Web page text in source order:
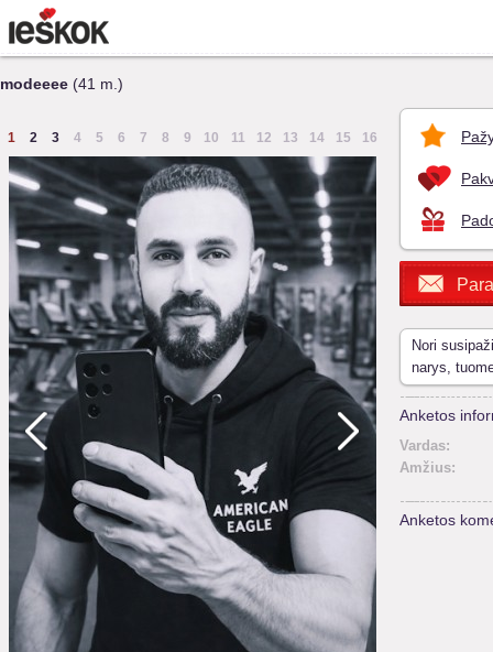
modeeee (41 m.)
1 2 3 4 5 6 7 8 9 10 11 12 13 14 15 16
Nori
narys,
Anketos
Vardas:
Amžius:
Anketos